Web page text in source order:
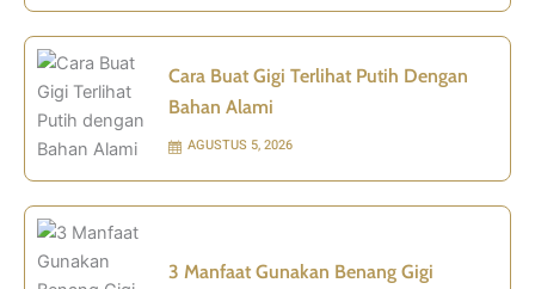
Cara Buat Gigi Terlihat Putih Dengan
Bahan Alami
AGUSTUS 5, 2026
3 Manfaat Gunakan Benang Gigi